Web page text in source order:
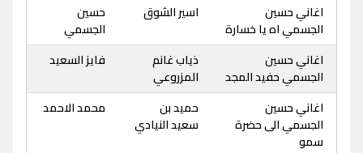
اغاني حسين
الجسمي اه يا خسارة
اسير الشوق
حسين
الجسمي
اغاني حسين
الجسمي حفيد المجد
ذياب غانم
المزروعي
فايز السعيد
اغاني حسين
الجسمي الى حضرة
سمو
حميد بن
سعيد النيادي
محمد الاحمد